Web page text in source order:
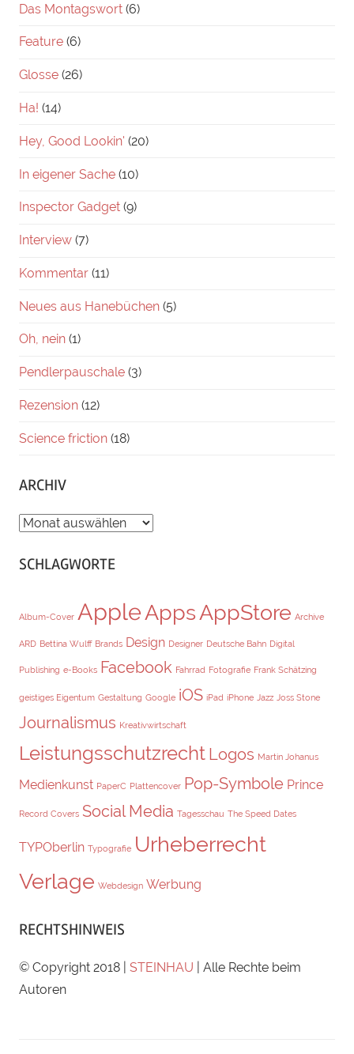
Das Montagswort (6)
Feature (6)
Glosse (26)
Ha! (14)
Hey, Good Lookin' (20)
In eigener Sache (10)
Inspector Gadget (9)
Interview (7)
Kommentar (11)
Neues aus Hanebüchen (5)
Oh, nein (1)
Pendlerpauschale (3)
Rezension (12)
Science friction (18)
ARCHIV
ARCHIV
SCHLAGWORTE
Album-Cover AppleAppsAppStore Archive
ARD Bettina Wulff Brands Design Designer Deutsche Bahn Digital
Publishing e-Books Facebook Fahrrad Fotografie Frank Schätzing
geistiges Eigentum Gestaltung Google iOS iPad iPhone Jazz Joss Stone
Journalismus Kreativwirtschaft
Leistungsschutzrecht Logos Martin Johanus
Medienkunst PaperC Plattencover Pop-Symbole Prince
Record Covers Social Media Tagesschau The Speed Dates
TYPOberlin Typografie Urheberrecht
Verlage Webdesign Werbung
RECHTSHINWEIS
© Copyright 2018 | STEINHAU | Alle Rechte beim
Autoren